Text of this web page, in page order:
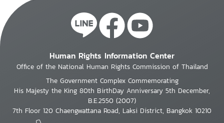
Human Rights Information Center
Office of the National Human Rights Commission of Thailand
The Government Complex Commemorating
His Majesty the King 80th BirthDay Anniversary 5th December,
B.E.2550 (2007)
7th Floor 120 Chaengwattana Road, Laksi District, Bangkok 10210